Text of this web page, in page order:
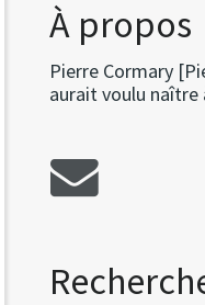
À propos
Pierre Cormary
aurait voulu naître